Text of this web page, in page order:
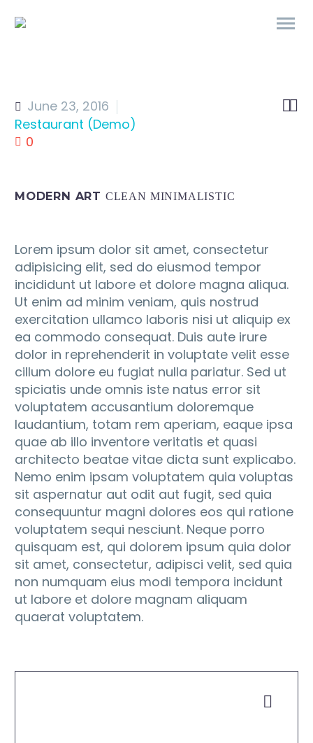

June 23, 2016
Restaurant (Demo)
0
MODERN ART CLEAN MINIMALISTIC
Lorem ipsum dolor sit amet, consectetur
adipisicing elit, sed do eiusmod tempor
incididunt ut labore et dolore magna aliqua.
Ut enim ad minim veniam, quis nostrud
exercitation ullamco laboris nisi ut aliquip ex
ea commodo consequat. Duis aute irure
dolor in reprehenderit in voluptate velit esse
cillum dolore eu fugiat nulla pariatur. Sed ut
spiciatis unde omnis iste natus error sit
voluptatem accusantium doloremque
laudantium, totam rem aperiam, eaque ipsa
quae ab illo inventore veritatis et quasi
architecto beatae vitae dicta sunt explicabo.
Nemo enim ipsam voluptatem quia voluptas
sit aspernatur aut odit aut fugit, sed quia
consequuntur magni dolores eos qui ratione
voluptatem sequi nesciunt. Neque porro
quisquam est, qui dolorem ipsum quia dolor
sit amet, consectetur, adipisci velit, sed quia
non numquam eius modi tempora incidunt
ut labore et dolore magnam aliquam
quaerat voluptatem.

